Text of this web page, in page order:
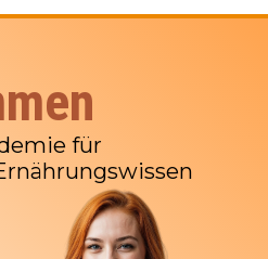
für